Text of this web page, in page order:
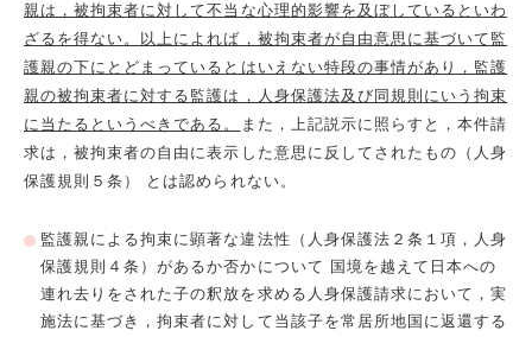
親は，被拘束者に対して不当な心理的影響を及ぼしているといわ
ざるを得ない。以上によれば，被拘束者が自由意思に基づいて監
護親の下にとどまっているとはいえない特段の事情があり，監護
親の被拘束者に対する監護は，人身保護法及び同規則にいう拘束
に当たるというべきである。
また，上記説示に照らすと，本件請
求は，被拘束者の自由に表示した意思に反してされたもの（人身
保護規則５条） とは認められない。
監護親による拘束に顕著な違法性（人身保護法２条１項，人身
保護規則４条）があるか否かについて 国境を越えて日本への
連れ去りをされた子の釈放を求める人身保護請求において，実
施法に基づき，拘束者に対して当該子を常居所地国に返還する